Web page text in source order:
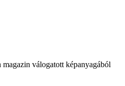
válogatott képanyagából